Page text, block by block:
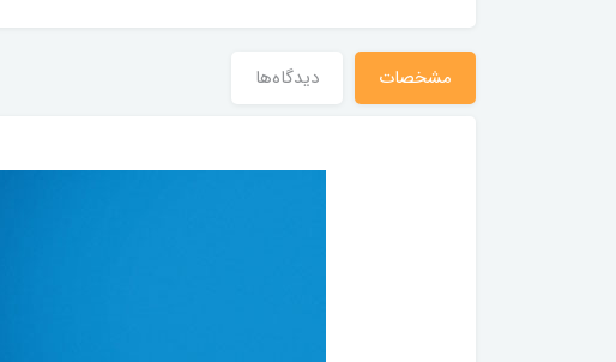
مشخصات دیدگاه‌ها